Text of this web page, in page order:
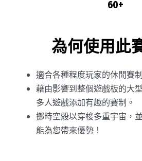
60+
為何使用此
適合各種程度玩家的休閒賽制
藉由影響到整個遊戲板的大
多人遊戲添加有趣的賽制。
擲時空骰以穿梭多重宇宙，
能為您帶來優勢！